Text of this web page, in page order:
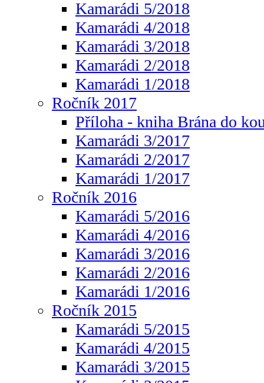
Kamarádi 5/2018
Kamarádi 4/2018
Kamarádi 3/2018
Kamarádi 2/2018
Kamarádi 1/2018
Ročník 2017
Příloha - kniha Brána do
Kamarádi 3/2017
Kamarádi 2/2017
Kamarádi 1/2017
Ročník 2016
Kamarádi 5/2016
Kamarádi 4/2016
Kamarádi 3/2016
Kamarádi 2/2016
Kamarádi 1/2016
Ročník 2015
Kamarádi 5/2015
Kamarádi 4/2015
Kamarádi 3/2015